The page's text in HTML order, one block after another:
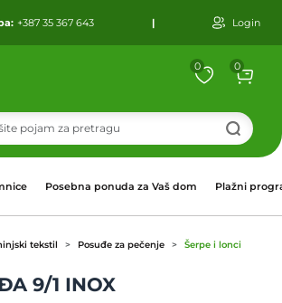
+387 35 367 643 | Login
0 0
Posebna ponuda za Vaš dom Plažni
tekstil Posuđe za pečenje Šerpe i lonci
9/1 INOX